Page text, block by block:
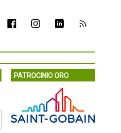
PATROCINIO ORO